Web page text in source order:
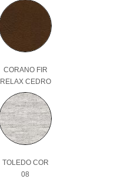
CORANO FIR
RELAX CEDRO
TOLEDO COR
08